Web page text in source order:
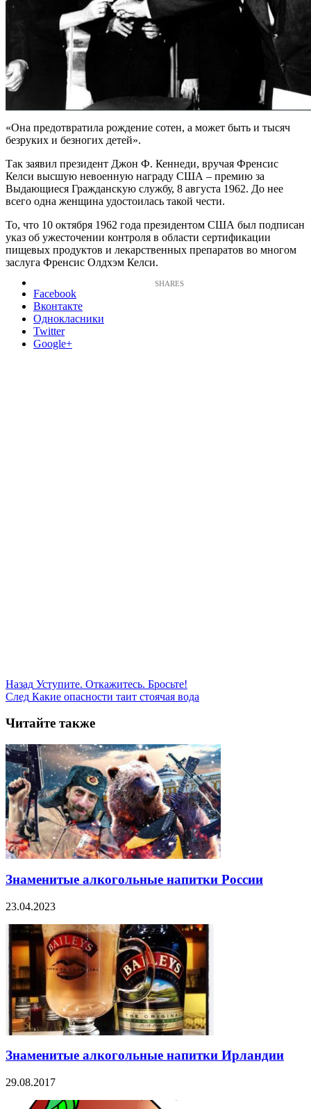
«Она предотвратила рождение сотен, а может быть и тысяч
безруких и безногих детей».
Так заявил президент Джон Ф. Кеннеди, вручая Френсис
Келси высшую невоенную награду США – премию за
Выдающиеся Гражданскую службу, 8 августа 1962. До нее
всего одна женщина удостоилась такой чести.
То, что 10 октября 1962 года президентом США был подписан
указ об ужесточении контроля в области сертификации
пищевых продуктов и лекарственных препаратов во многом
заслуга Френсис Олдхэм Келси.
Facebook
Вконтакте
Однокласники
Twitter
Google+
Назад Уступите. Откажитесь. Бросьте!
След Какие опасности таит стоячая вода
Читайте также
Знаменитые алкогольные напитки России
23.04.2023
Знаменитые алкогольные напитки Ирландии
29.08.2017